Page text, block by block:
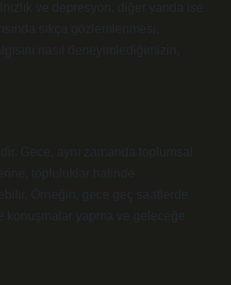
ve depresyon, diğer yanda ise
sıkça gözlemlenmesi,
nasıl deneyimlediğimizin,
Gece, aynı zamanda toplumsal
topluluklar halinde
Örneğin, gece geç saatlerde
konuşmalar yapma ve geleceğe